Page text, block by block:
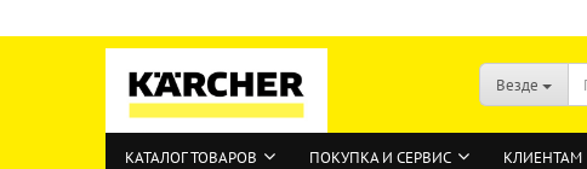
Везде
КАТАЛОГ ТОВАРОВ ПОКУПКА И СЕРВИС КЛИЕНТАМ